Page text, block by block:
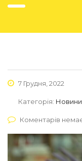
7 Грудня, 2022
Категорія: Новини
Коментарів